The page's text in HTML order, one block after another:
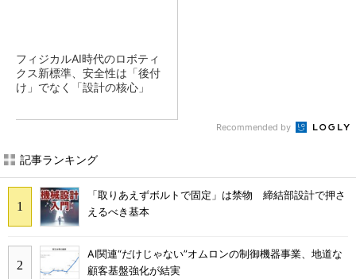
フィジカルAI時代のロボティ
クス新標準、安全性は「後付
け」でなく「設計の核心」
Recommended by
記事ランキング
「取りあえずボルトで固定」は禁物 締結部設計で押さ
えるべき基本
AI関連“だけじゃない”オムロンの制御機器事業、地道な
顧客基盤強化が結実